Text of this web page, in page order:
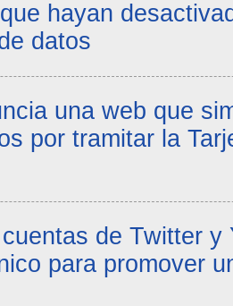
hayan
datos
una web que
por tramitar la
de Twitter y
para promover